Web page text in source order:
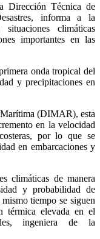
Dirección Técnica de
informa a la
climáticas
importantes en las
onda tropical del
y precipitaciones en
(DIMAR), esta
en la velocidad
por lo que se
en embarcaciones y
climáticas de manera
y probabilidad de
tiempo se siguen
térmica elevada en el
ingeniera de la